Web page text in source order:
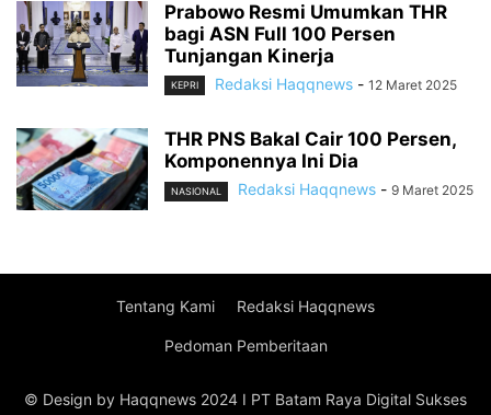
Prabowo Resmi Umumkan THR
bagi ASN Full 100 Persen
Tunjangan Kinerja
KEPRI Redaksi Haqqnews - 12 Maret 2025
THR PNS Bakal Cair 100 Persen,
Komponennya Ini Dia
NASIONAL Redaksi Haqqnews - 9 Maret 2025
Tentang Kami Redaksi Haqqnews
Pedoman Pemberitaan
© Design by Haqqnews 2024 I PT Batam Raya Digital Sukses